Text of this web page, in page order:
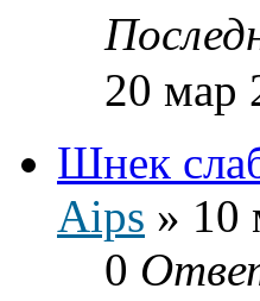
20 мар
Шнек
Aips » 10
0